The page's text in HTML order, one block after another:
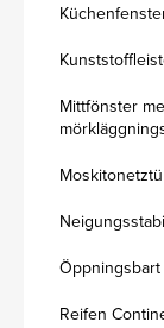
Mittfönster
Reifen